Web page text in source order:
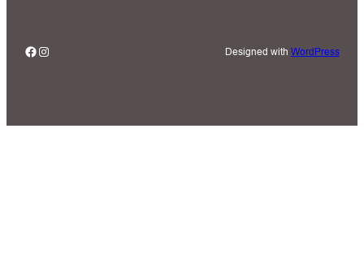
Facebook
Instagram Designed with WordPress